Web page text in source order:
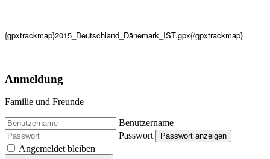
{gpxtrackmap}2015_Deutschland_Dänemark_IST.gpx{/gpxtrackmap}
Anmeldung
Familie und Freunde
Benutzername
Passwort
Passwort anzeigen
Angemeldet bleiben